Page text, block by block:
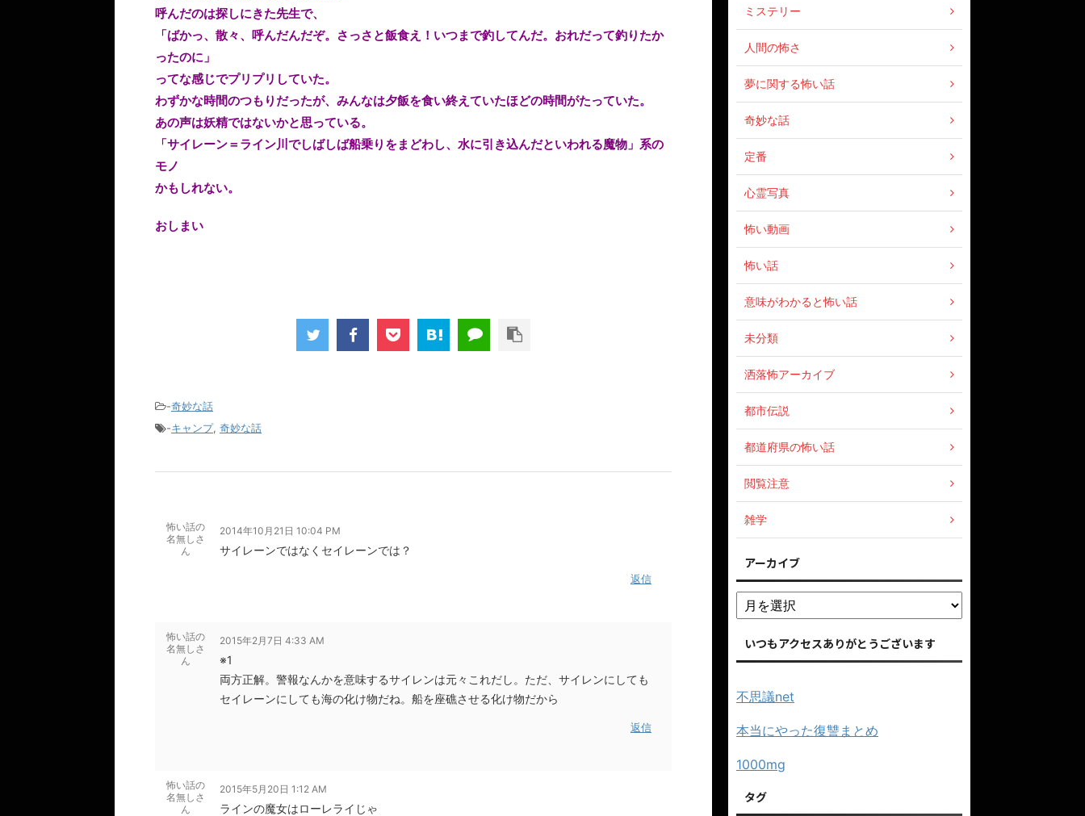
呼んだのは探しにきた先生で、
「ばかっ、散々、呼んだんだぞ。さっさと飯食え！いつまで釣してんだ。おれだって釣りたか
ったのに」
ってな感じでプリプリしていた。
わずかな時間のつもりだったが、みんなは夕飯を食い終えていたほどの時間がたっていた。
あの声は妖精ではないかと思っている。
「サイレーン＝ライン川でしばしば船乗りをまどわし、水に引き込んだといわれる魔物」系の
モノ
かもしれない。
おしまい
-奇妙な話
-キャンプ, 奇妙な話
怖い話の
名無しさ
ん
2014年10月21日 10:04 PM
サイレーンではなくセイレーンでは？
返信
怖い話の
名無しさ
ん
2015年2月7日 4:33 AM
※1
両方正解。警報なんかを意味するサイレンは元々これだし。ただ、サイレンにしても
セイレーンにしても海の化け物だね。船を座礁させる化け物だから
返信
怖い話の
名無しさ
ん
2015年5月20日 1:12 AM
ラインの魔女はローレライじゃ
ミステリー
人間の怖さ
夢に関する怖い話
奇妙な話
定番
心霊写真
怖い動画
怖い話
意味がわかると怖い話
未分類
洒落怖アーカイブ
都市伝説
都道府県の怖い話
閲覧注意
雑学
アーカイブ
いつもアクセスありがとうございます
不思議net
本当にやった復讐まとめ
1000mg
タグ